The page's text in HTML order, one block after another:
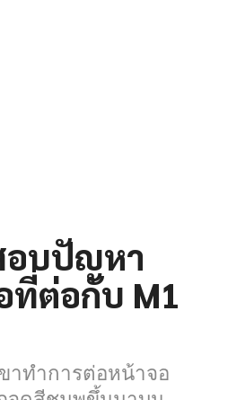
อบปัญหา
ที่ต่อกับ M1
าทำการต่อหน้าจอ